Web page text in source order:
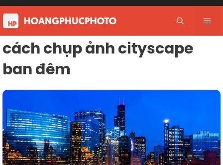
Skip
to
content
cách chụp ảnh cityscape
ban đêm